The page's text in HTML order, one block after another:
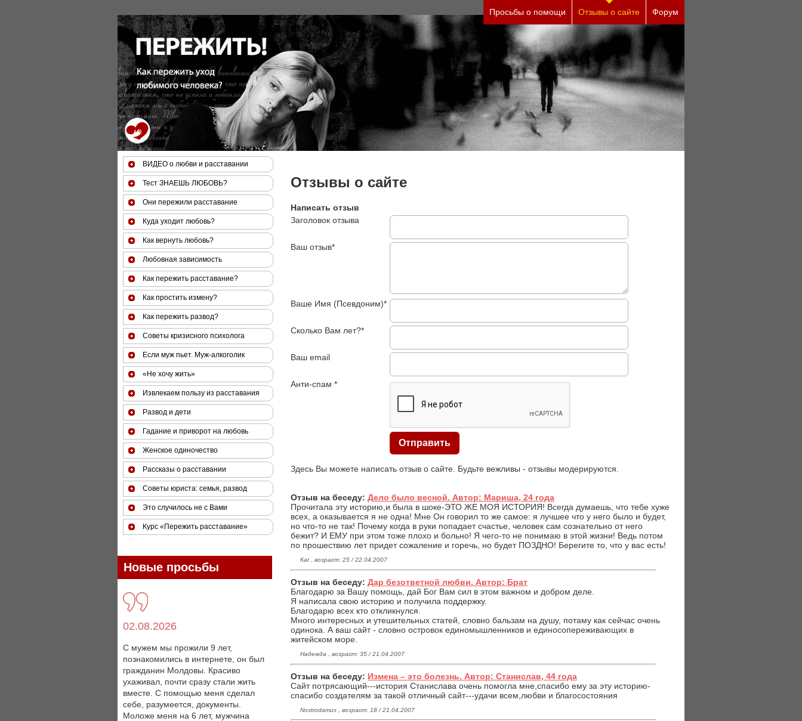
За 50 минут Вы можете оценить тяжесть своего состояния и его психологические причины (бесплатно)
Просьбы о помощи Отзывы о сайте Форум
Отзывы о сайте
Написать отзыв
Заголовок отзыва
Ваш отзыв*
Ваше Имя (Псевдоним)*
Сколько Вам лет?*
Ваш email
Анти-спам *
Здесь Вы можете написать отзыв о сайте. Будьте вежливы - отзывы модерируются.
Отзыв на беседу: Дело было весной. Автор: Мариша, 24 года
Прочитала эту историю,и была в шоке-ЭТО ЖЕ МОЯ ИСТОРИЯ! Всегда думаешь, что тебе хуже
всех, а оказывается я не одна! Мне Он говорил то же самое: я лучшее что у него было и будет,
но что-то не так! Почему когда в руки попадает счастье, человек сам сознательно от него
бежит? И ЕМУ при этом тоже плохо и больно! Я чего-то не понимаю в этой жизни! Ведь потом
по прошествию лет придет сожаление и горечь, но будет ПОЗДНО! Берегите то, что у вас есть!
Каt , возраст: 25 / 22.04.2007
Отзыв на беседу: Дар безответной любви. Автор: Брат
Благодарю за Вашу помощь, дай Бог Вам сил в этом важном и добром деле.
Я написала свою историю и получила поддержку.
Благодарю всех кто откликнулся.
Много интересных и утешительных статей, словно бальзам на душу, потаму как сейчас очень
одинока. А ваш сайт - словно островок единомышленников и единосопереживающих в
житейском море.
Надежда , возраст: 35 / 21.04.2007
Отзыв на беседу: Измена – это болезнь. Автор: Станислав, 44 года
Сайт потрясающий---история Станислава очень помогла мне,спасибо ему за эту историю-
спасибо создателям за такой отличный сайт---удачи всем,любви и благосостояния
Nostrodamus , возраст: 18 / 21.04.2007
ВИДЕО о любви и расставании
Тест ЗНАЕШЬ ЛЮБОВЬ?
Они пережили расставание
Куда уходит любовь?
Как вернуть любовь?
Любовная зависимость
Как пережить расставание?
Как простить измену?
Как пережить развод?
Советы кризисного психолога
Если муж пьет. Муж-алкоголик
«Не хочу жить»
Извлекаем пользу из расставания
Развод и дети
Гадание и приворот на любовь
Женское одиночество
Рассказы о расставании
Советы юриста: семья, развод
Это случилось не с Вами
Курс «Пережить расставание»
Новые просьбы
02.08.2026
С мужем мы прожили 9 лет,
познакомились в интернете, он был
гражданин Молдовы. Красиво
ухаживал, почти сразу стали жить
вместе. С помощью меня сделал
себе, разумеется, документы.
Моложе меня на 6 лет, мужчина